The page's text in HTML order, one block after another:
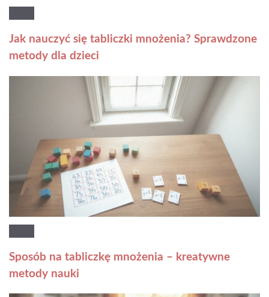
Jak nauczyć się tabliczki mnożenia? Sprawdzone
metody dla dzieci
Sposób na tabliczkę mnożenia – kreatywne
metody nauki